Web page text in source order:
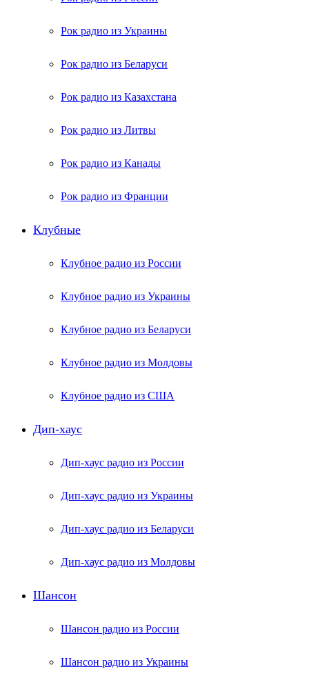
Рок радио из Украины
Рок радио из Беларуси
Рок радио из Казахстана
Рок радио из Литвы
Рок радио из Канады
Рок радио из Франции
Клубные
Клубное радио из России
Клубное радио из Украины
Клубное радио из Беларуси
Клубное радио из Молдовы
Клубное радио из США
Дип-хаус
Дип-хаус радио из России
Дип-хаус радио из Украины
Дип-хаус радио из Беларуси
Дип-хаус радио из Молдовы
Шансон
Шансон радио из России
Шансон радио из Украины